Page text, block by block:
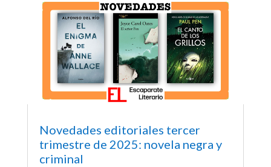
Novedades editoriales tercer
trimestre de 2025: novela negra y
criminal